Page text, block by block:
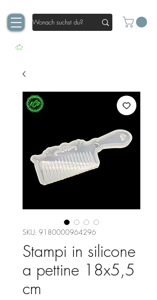
SKU: 9180000964296
Stampi in silicone
a pettine 18x5,5
cm